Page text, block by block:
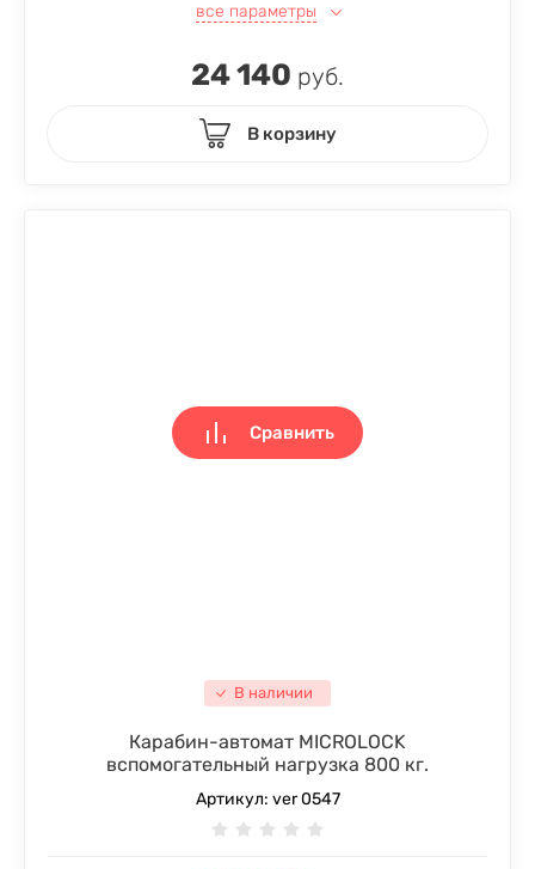
все параметры
24 140 руб.
В корзину
В наличии
Карабин-автомат MICROLOCK
вспомогательный нагрузка 800 кг.
Артикул: ver 0547
Сравнить